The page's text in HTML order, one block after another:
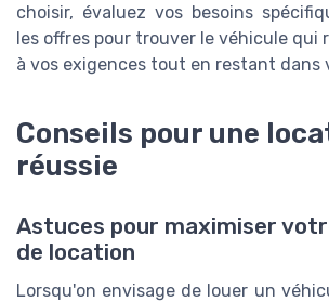
choisir, évaluez vos besoins
les offres pour trouver le véhicule qui
à vos exigences tout en restant dans
Conseils pour une
réussie
Astuces pour maximiser
de location
Lorsqu'on envisage de louer un